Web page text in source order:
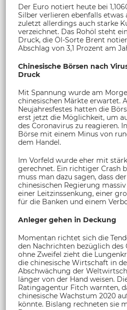
Der Euro notiert heute bei
Silber verlieren ebenfalls etwas
zuletzt allerdings auch starke
verzeichnet. Das Rohöl steht
Druck, die Öl-Sorte Brent
Abschlag von 3,1 Prozent am
Chinesische Börsen nach
Druck
Mit Spannung wurde am
chinesischen Märkte erwartet.
Neujahresfestes hatten die
erst jetzt die Möglichkeit, um
des Coronavirus zu reagieren.
Börse mit einem Minus von
dem Handel.
Im Vorfeld wurde eher mit
gerechnet. Ein richtiger Crash
muss man dazu sagen, dass
chinesischen Regierung
einer Leitzinssenkung, einer
für die Banken und einem
Anleger gehen in Deckung
Momentan richtet sich die
den Nachrichten bezüglich des
ohne Zweifel zieht die
die chinesische Wirtschaft in
Abschwächung der
länger von der Hand weisen.
Ratingagentur Fitch warnten,
chinesische Wachstum 2020
könnte. Bislang rechneten sie